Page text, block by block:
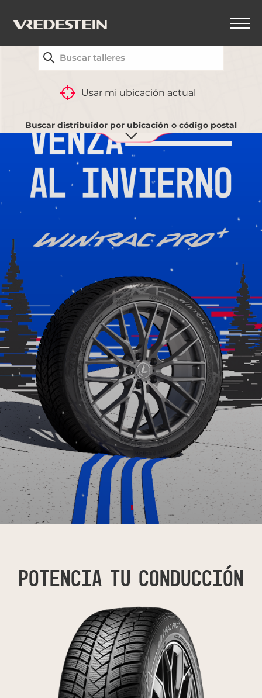
Usar mi ubicación actual
Buscar distribuidor por ubicación o código postal
Potencia tu conducción